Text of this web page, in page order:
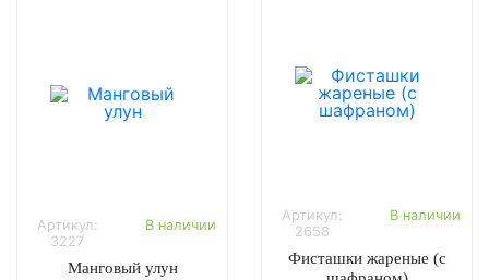
Артикул:
3227
В наличии
Манговый улун
Артикул:
2658
В наличии
Фисташки жареные (с